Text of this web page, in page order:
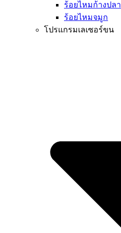
ร้อยไหมก้างปลา
ร้อยไหมจมูก
โปรแกรมเลเซอร์ขน